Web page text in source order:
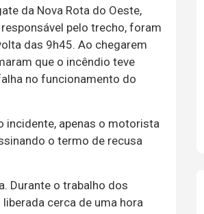
da Nova Rota do Oeste,
pelo trecho, foram
das 9h45. Ao chegarem
que o incêndio teve
no funcionamento do
incidente, apenas o motorista
o termo de recusa
Durante o trabalho dos
cerca de uma hora